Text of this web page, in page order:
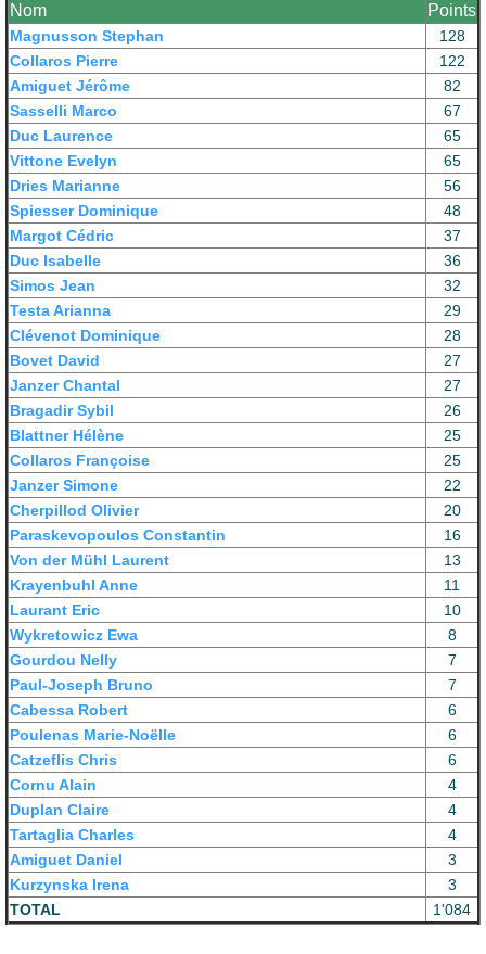
Nom Points
Magnusson Stephan
128
Collaros Pierre
122
Amiguet Jérôme
82
Sasselli Marco
67
Duc Laurence
65
Vittone Evelyn
65
Dries Marianne
56
Spiesser Dominique
48
Margot Cédric
37
Duc Isabelle
36
Simos Jean
32
Testa Arianna
29
Clévenot Dominique
28
Bovet David
27
Janzer Chantal
27
Bragadir Sybil
26
Blattner Hélène
25
Collaros Françoise
25
Janzer Simone
22
Cherpillod Olivier
20
Paraskevopoulos Constantin
16
Von der Mühl Laurent
13
Krayenbuhl Anne
11
Laurant Eric
10
Wykretowicz Ewa
8
Gourdou Nelly
7
Paul-Joseph Bruno
7
Cabessa Robert
6
Poulenas Marie-Noëlle
6
Catzeflis Chris
6
Cornu Alain
4
Duplan Claire
4
Tartaglia Charles
4
Amiguet Daniel
3
Kurzynska Irena
3
TOTAL
1'084